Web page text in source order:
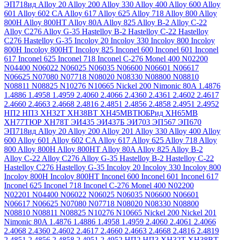
ЭП718ид Alloy 20 Alloy 200 Alloy 330 Alloy 400 Alloy 600 Alloy
601 Alloy 602 CA Alloy 617 Alloy 625 Alloy 718 Alloy 800 Alloy
800H Alloy 800HT Alloy 80A Alloy 825 Alloy B-2 Alloy C-22
Alloy C276 Alloy G-35 Hastelloy B-2 Hastelloy C-22 Hastelloy
C276 Hastelloy G-35 Incoloy 20 Incoloy 330 Incoloy 800 Incoloy
800H Incoloy 800HT Incoloy 825 Inconel 600 Inconel 601 Inconel
617 Inconel 625 Inconel 718 Inconel C-276 Monel 400 N02200
N04400 N06022 N06025 N06035 N06600 N06601 N06617
N06625 N07080 N07718 N08020 N08330 N08800 N08810
N08811 N08825 N10276 N10665 Nickel 200 Nimonic 80A 1.4876
1.4886 1.4958 1.4959 2.4060 2.4066 2.4360 2.4361 2.4602 2.4617
2.4660 2.4663 2.4668 2.4816 2.4851 2.4856 2.4858 2.4951 2.4952
НП2 НП3 ХН32Т ХН38ВТ ХН45МВТЮБРид ХН65МВ
ХН77ТЮР ХН78Т ЭИ435 ЭИ437Б ЭИ703 ЭП567 ЭП670
ЭП718ид Alloy 20 Alloy 200 Alloy 201 Alloy 330 Alloy 400 Alloy
600 Alloy 601 Alloy 602 CA Alloy 617 Alloy 625 Alloy 718 Alloy
800 Alloy 800H Alloy 800HT Alloy 80A Alloy 825 Alloy B-2
Alloy C-22 Alloy C276 Alloy G-35 Hastelloy B-2 Hastelloy C-22
Hastelloy C276 Hastelloy G-35 Incoloy 20 Incoloy 330 Incoloy 800
Incoloy 800H Incoloy 800HT Inconel 600 Inconel 601 Inconel 617
Inconel 625 Inconel 718 Inconel C-276 Monel 400 N02200
N02201 N04400 N06022 N06025 N06035 N06600 N06601
N06617 N06625 N07080 N07718 N08020 N08330 N08800
N08810 N08811 N08825 N10276 N10665 Nickel 200 Nickel 201
Nimonic 80A 1.4876 1.4886 1.4958 1.4959 2.4060 2.4061 2.4066
2.4068 2.4360 2.4602 2.4617 2.4660 2.4663 2.4668 2.4816 2.4819